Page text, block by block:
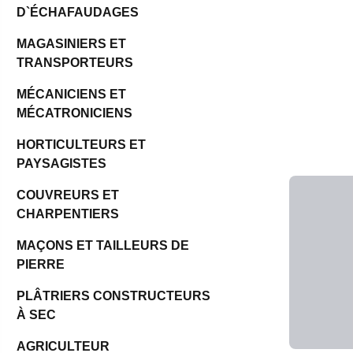
D`ÉCHAFAUDAGES
MAGASINIERS ET
TRANSPORTEURS
MÉCANICIENS ET
MÉCATRONICIENS
HORTICULTEURS ET
PAYSAGISTES
COUVREURS ET
CHARPENTIERS
MAÇONS ET TAILLEURS DE
PIERRE
PLÂTRIERS CONSTRUCTEURS
À SEC
AGRICULTEUR